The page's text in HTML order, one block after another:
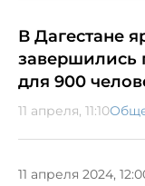
В Дагестане
завершились
для 900
11 апреля, 11:10
11 апреля 2024,